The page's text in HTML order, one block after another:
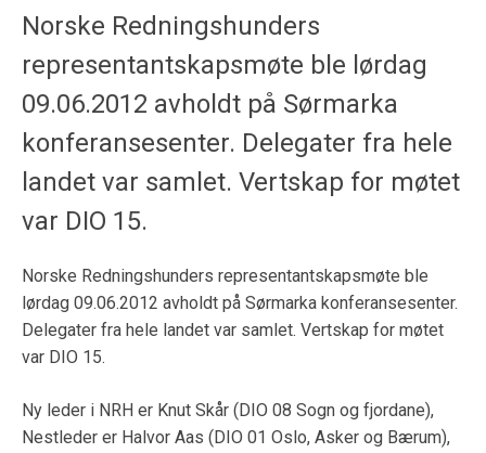
Norske Redningshunders
representantskapsmøte ble lørdag
09.06.2012 avholdt på Sørmarka
konferansesenter. Delegater fra hele
landet var samlet. Vertskap for møtet
var DIO 15.
Norske Redningshunders representantskapsmøte ble
lørdag 09.06.2012 avholdt på Sørmarka konferansesenter.
Delegater fra hele landet var samlet. Vertskap for møtet
var DIO 15.
Ny leder i NRH er Knut Skår (DIO 08 Sogn og fjordane),
Nestleder er Halvor Aas (DIO 01 Oslo, Asker og Bærum),